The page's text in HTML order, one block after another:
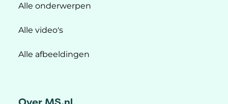
Alle onderwerpen
Alle video's
Alle afbeeldingen